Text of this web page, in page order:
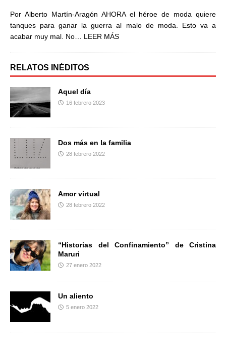
Por Alberto Martín-Aragón AHORA el héroe de moda quiere
tanques para ganar la guerra al malo de moda. Esto va a
acabar muy mal. No… LEER MÁS
RELATOS INÉDITOS
Aquel día
16 febrero 2023
Dos más en la familia
28 febrero 2022
Amor virtual
28 febrero 2022
“Historias del Confinamiento” de Cristina
Maruri
27 enero 2022
Un aliento
5 enero 2022